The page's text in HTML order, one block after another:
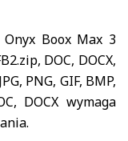
Onyx Boox Max 3
DOC, DOCX,
PNG, GIF, BMP,
DOCX wymaga